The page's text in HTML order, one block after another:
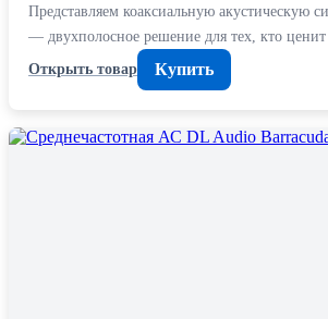
Представляем коаксиальную акустическую
— двухполосное решение для тех, кто ценит
Открыть товар
Купить